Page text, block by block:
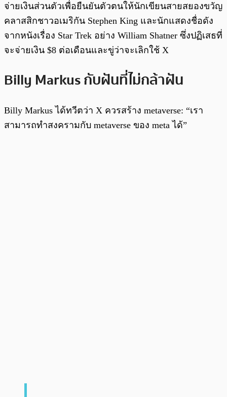
จ่ายเงินส่วนตัวเพื่อยืนยันตัวตนให้นักเขียนสายสยองขวัญ
คลาสสิกชาวอเมริกัน Stephen King และนักแสดงชื่อดัง
จากหนังเรื่อง Star Trek อย่าง William Shatner ซึ่งปฏิเสธที่
จะจ่ายเงิน $8 ต่อเดือนและขู่ว่าจะเลิกใช้ X
Billy Markus กับฝันที่ไม่กล้าฝัน
Billy Markus ได้ทวีตว่า X ควรสร้าง metaverse: “เรา
สามารถทำสงครามกับ metaverse ของ meta ได้”